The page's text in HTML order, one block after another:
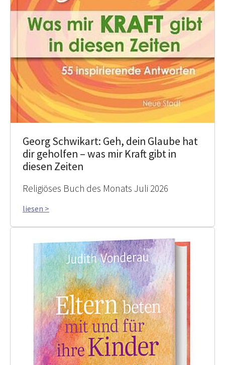
Georg Schwikart: Geh, dein Glaube hat
dir geholfen – was mir Kraft gibt in
diesen Zeiten
Religiöses Buch des Monats Juli 2026
liesen >